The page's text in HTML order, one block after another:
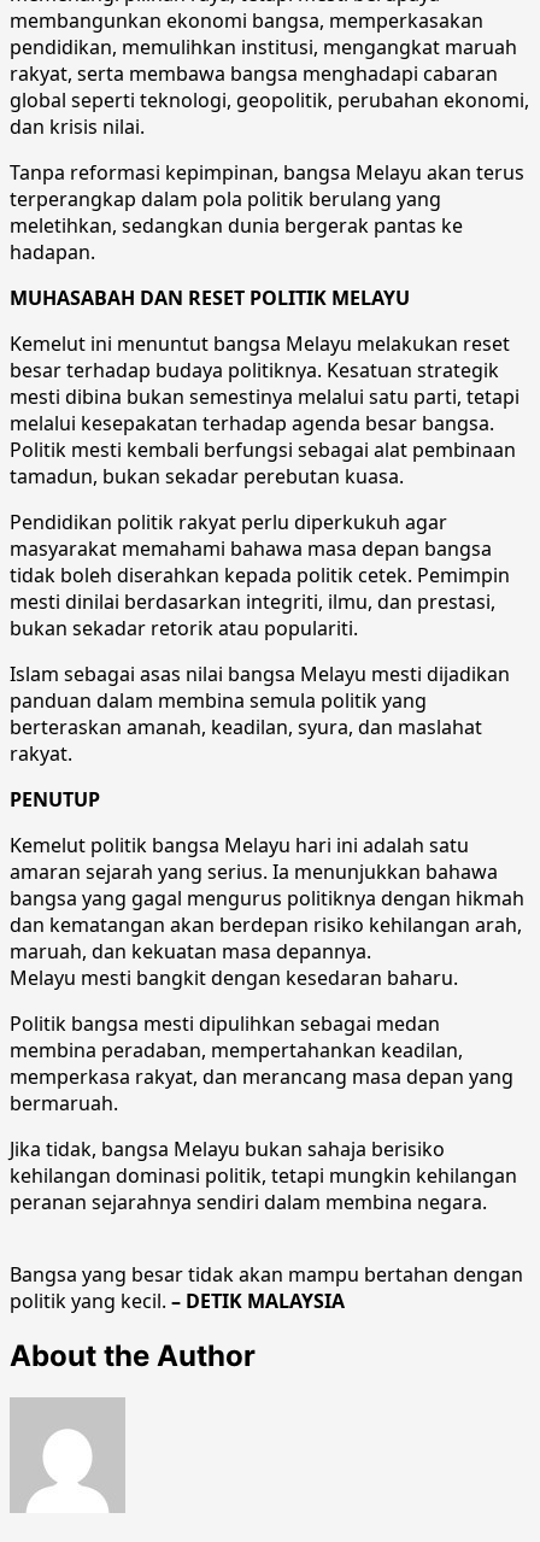
membangunkan ekonomi bangsa, memperkasakan
pendidikan, memulihkan institusi, mengangkat maruah
rakyat, serta membawa bangsa menghadapi cabaran
global seperti teknologi, geopolitik, perubahan ekonomi,
dan krisis nilai.
Tanpa reformasi kepimpinan, bangsa Melayu akan terus
terperangkap dalam pola politik berulang yang
meletihkan, sedangkan dunia bergerak pantas ke
hadapan.
MUHASABAH DAN RESET POLITIK MELAYU
Kemelut ini menuntut bangsa Melayu melakukan reset
besar terhadap budaya politiknya. Kesatuan strategik
mesti dibina bukan semestinya melalui satu parti, tetapi
melalui kesepakatan terhadap agenda besar bangsa.
Politik mesti kembali berfungsi sebagai alat pembinaan
tamadun, bukan sekadar perebutan kuasa.
Pendidikan politik rakyat perlu diperkukuh agar
masyarakat memahami bahawa masa depan bangsa
tidak boleh diserahkan kepada politik cetek. Pemimpin
mesti dinilai berdasarkan integriti, ilmu, dan prestasi,
bukan sekadar retorik atau populariti.
Islam sebagai asas nilai bangsa Melayu mesti dijadikan
panduan dalam membina semula politik yang
berteraskan amanah, keadilan, syura, dan maslahat
rakyat.
PENUTUP
Kemelut politik bangsa Melayu hari ini adalah satu
amaran sejarah yang serius. Ia menunjukkan bahawa
bangsa yang gagal mengurus politiknya dengan hikmah
dan kematangan akan berdepan risiko kehilangan arah,
maruah, dan kekuatan masa depannya.
Melayu mesti bangkit dengan kesedaran baharu.
Politik bangsa mesti dipulihkan sebagai medan
membina peradaban, mempertahankan keadilan,
memperkasa rakyat, dan merancang masa depan yang
bermaruah.
Jika tidak, bangsa Melayu bukan sahaja berisiko
kehilangan dominasi politik, tetapi mungkin kehilangan
peranan sejarahnya sendiri dalam membina negara.
Bangsa yang besar tidak akan mampu bertahan dengan
politik yang kecil. – DETIK MALAYSIA
About the Author